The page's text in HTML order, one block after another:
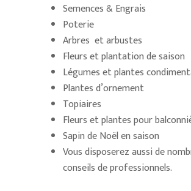
Semences & Engrais
Poterie
Arbres et arbustes
Fleurs et plantation de saison
Légumes et plantes
Plantes d’ornement
Topiaires
Fleurs et plantes pour
Sapin de Noël en saison
Vous disposerez aussi de
conseils de professionnels.